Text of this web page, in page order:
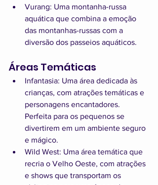
Vurang: Uma montanha-russa
aquática que combina a emoção
das montanhas-russas com a
diversão dos passeios aquáticos.
Áreas Temáticas
Infantasia: Uma área dedicada às
crianças, com atrações temáticas e
personagens encantadores.
Perfeita para os pequenos se
divertirem em um ambiente seguro
e mágico.
Wild West: Uma área temática que
recria o Velho Oeste, com atrações
e shows que transportam os